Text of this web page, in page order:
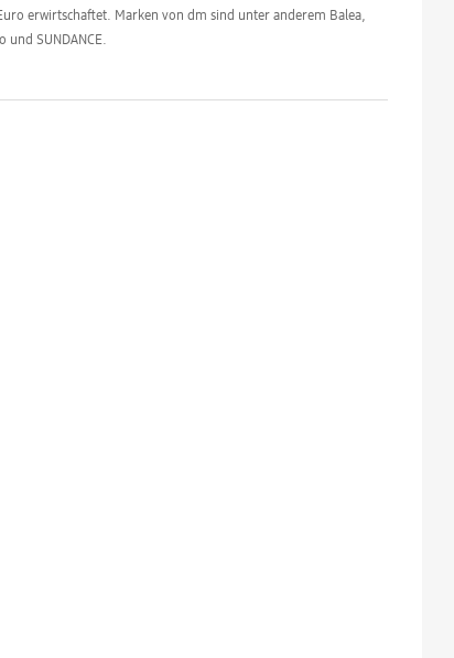
erwirtschaftet. Marken von dm sind unter anderem Balea,
und SUNDANCE.